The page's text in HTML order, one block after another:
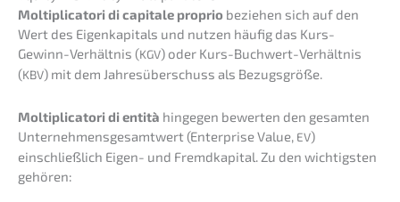
Molti­pli­ca­to­ri di capita­le proprio bezie­hen sich auf den
Wert des Eigen­ka­pi­tals und nutzen häufig das Kurs-
Gewinn-Verhält­nis (KGV) oder Kurs-Buchwert-Verhält­nis
(KBV) mit dem Jahres­über­schuss als Bezugsgröße.
Molti­pli­ca­to­ri di entità hinge­gen bewer­ten den gesam­ten
Unter­neh­mens­ge­samt­wert (Enter­pri­se Value, EV)
einschließ­lich Eigen- und Fremd­ka­pi­tal. Zu den wichtigs­ten
gehören: